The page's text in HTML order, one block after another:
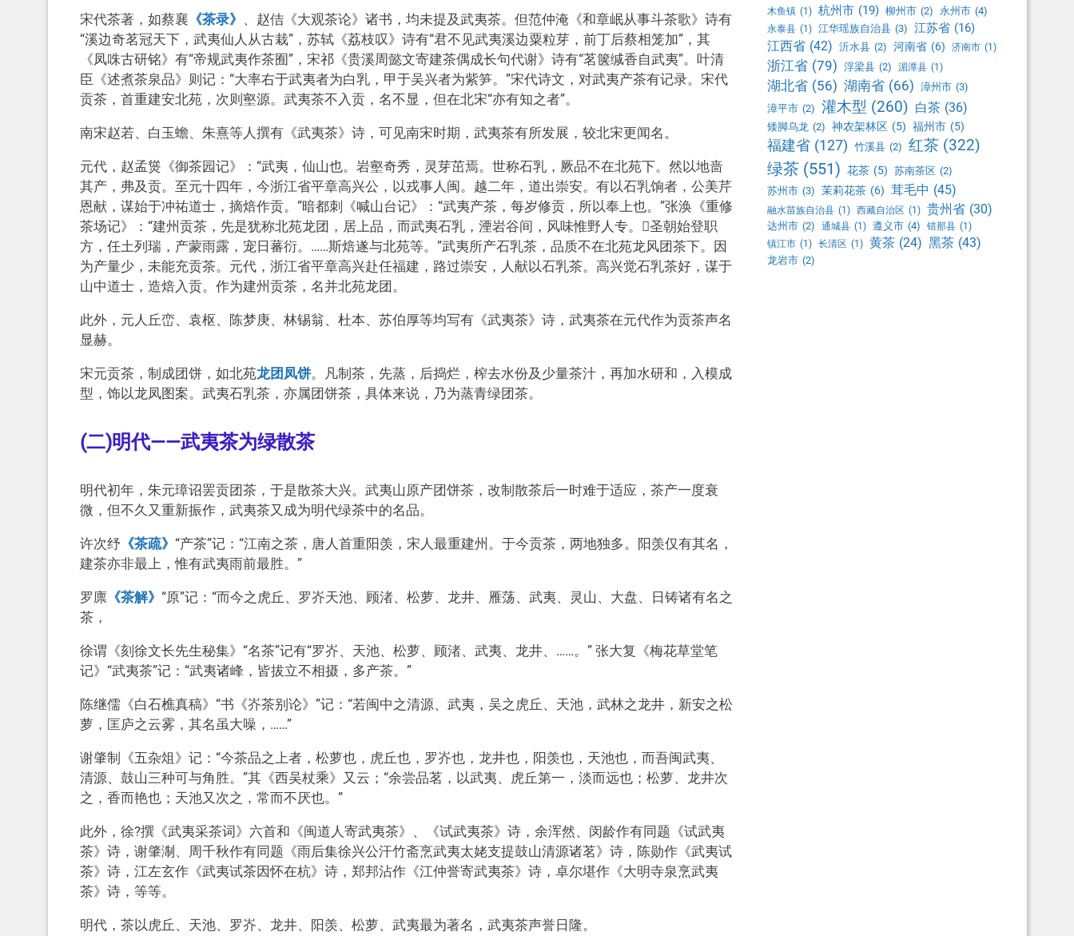
宋代茶著，如蔡襄 《茶录》 、赵佶《大观茶论》诸书，均未提及武夷茶。但范仲淹《和章岷从事斗茶歌》诗有
“溪边奇茗冠天下，武夷仙人从古栽”，苏轼《荔枝叹》诗有“君不见武夷溪边粟粒芽，前丁后蔡相笼加”，其
《凤咮古研铭》有“帝规武夷作茶囿”，宋祁《贵溪周懿文寄建茶偶成长句代谢》诗有“茗箧缄香自武夷”。叶清
臣《述煮茶泉品》则记：“大率右于武夷者为白乳，甲于吴兴者为紫笋。”宋代诗文，对武夷产茶有记录。宋代
贡茶，首重建安北苑，次则壑源。武夷茶不入贡，名不显，但在北宋“亦有知之者”。
南宋赵若、白玉蟾、朱熹等人撰有《武夷茶》诗，可见南宋时期，武夷茶有所发展，较北宋更闻名。
元代，赵孟熧《御茶园记》：“武夷，仙山也。岩壑奇秀，灵芽茁焉。世称石乳，厥品不在北苑下。然以地啬
其产，弗及贡。至元十四年，今浙江省平章高兴公，以戎事人闽。越二年，道出崇安。有以石乳饷者，公美芹
恩献，谋始于冲祐道士，摘焙作贡。”暗都刺《喊山台记》：“武夷产茶，每岁修贡，所以奉上也。”张涣《重修
茶场记》：“建州贡茶，先是犹称北苑龙团，居上品，而武夷石乳，湮岩谷间，风味惟野人专。圣朝始登职
方，任土列瑞，产蒙雨露，宠日蕃衍。……斯焙遂与北苑等。”武夷所产石乳茶，品质不在北苑龙风团茶下。因
为产量少，未能充贡茶。元代，浙江省平章高兴赴任福建，路过崇安，人献以石乳茶。高兴觉石乳茶好，谋于
山中道士，造焙入贡。作为建州贡茶，名并北苑龙团。
此外，元人丘峦、袁枢、陈梦庚、林锡翁、杜本、苏伯厚等均写有《武夷茶》诗，武夷茶在元代作为贡茶声名
显赫。
宋元贡茶，制成团饼，如北苑龙团凤饼。凡制茶，先蒸，后捣烂，榨去水份及少量茶汁，再加水研和，入模成
型，饰以龙凤图案。武夷石乳茶，亦属团饼茶，具体来说，乃为蒸青绿团茶。
(二)明代——武夷茶为绿散茶
明代初年，朱元璋诏罢贡团茶，于是散茶大兴。武夷山原产团饼茶，改制散茶后一时难于适应，茶产一度衰
微，但不久又重新振作，武夷茶又成为明代绿茶中的名品。
许次纾《茶疏》 “产茶”记：“江南之茶，唐人首重阳羡，宋人最重建州。于今贡茶，两地独多。阳羡仅有其名，
建茶亦非最上，惟有武夷雨前最胜。”
罗廪《茶解》 “原”记：“而今之虎丘、罗岕天池、顾渚、松萝、龙井、雁荡、武夷、灵山、大盘、日铸诸有名之
茶，
徐谓《刻徐文长先生秘集》“名茶”记有“罗岕、天池、松萝、顾渚、武夷、龙井、……。” 张大复《梅花草堂笔
记》“武夷茶”记：“武夷诸峰，皆拔立不相摄，多产茶。”
陈继儒《白石樵真稿》“书《岕茶别论》”记：“若闽中之清源、武夷，吴之虎丘、天池，武林之龙井，新安之松
萝，匡庐之云雾，其名虽大噪，……”
谢肇制《五杂俎》记：“今茶品之上者，松萝也，虎丘也，罗岕也，龙井也，阳羡也，天池也，而吾闽武夷、
清源、鼓山三种可与角胜。”其《西吴杖乘》又云；“余尝品茗，以武夷、虎丘第一，淡而远也；松萝、龙井次
之，香而艳也；天池又次之，常而不厌也。”
此外，徐?撰《武夷采茶词》六首和《闽道人寄武夷茶》、《试武夷茶》诗，余浑然、闵龄作有同题《试武夷
茶》诗，谢肇淛、周千秋作有同题《雨后集徐兴公汗竹斋烹武夷太姥支提鼓山清源诸茗》诗，陈勋作《武夷试
茶》诗，江左玄作《武夷试茶因怀在杭》诗，郑邦沾作《江仲誉寄武夷茶》诗，卓尔堪作《大明寺泉烹武夷
茶》诗，等等。
明代，茶以虎丘、天池、罗岕、龙井、阳羡、松萝、武夷最为著名，武夷茶声誉日隆。
木鱼镇 (1) 杭州市 (19) 柳州市 (2) 永州市 (4)
永泰县 (1) 江华瑶族自治县 (3) 江苏省 (16)
江西省 (42) 沂水县 (2) 河南省 (6) 济南市 (1)
浙江省 (79) 浮梁县 (2) 湄潭县 (1)
湖北省 (56) 湖南省 (66) 漳州市 (3)
漳平市 (2) 灌木型 (260) 白茶 (36)
矮脚乌龙 (2) 神农架林区 (5) 福州市 (5)
福建省 (127) 竹溪县 (2) 红茶 (322)
绿茶 (551) 花茶 (5) 苏南茶区 (2)
苏州市 (3) 茉莉花茶 (6) 茸毛中 (45)
融水苗族自治县 (1) 西藏自治区 (1) 贵州省 (30)
达州市 (2) 通城县 (1) 遵义市 (4) 错那县 (1)
镇江市 (1) 长清区 (1) 黄茶 (24) 黑茶 (43)
龙岩市 (2)